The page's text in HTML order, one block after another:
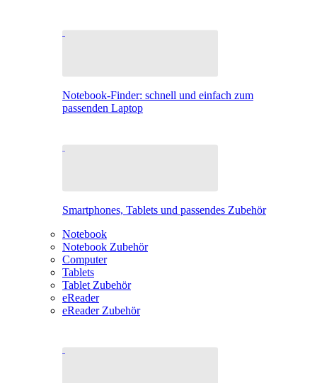
Notebook-Finder: schnell und einfach zum
passenden Laptop
Smartphones, Tablets und passendes Zubehör
Notebook
Notebook Zubehör
Computer
Tablets
Tablet Zubehör
eReader
eReader Zubehör